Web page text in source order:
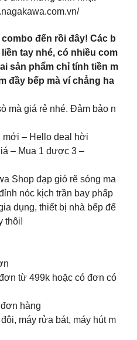
đến rồi đây! Các b
tay nhé, có nhiều com
sản phẩm chỉ tính tiền m
đầy bếp mà ví chẳng ha
mà giá rẻ nhé. Đảm bảo n
mới – Hello deal hời
– Mua 1 được 3 –
Shop đạp gió rẽ sóng ma
nóc kịch trần bay phấp
dụng, thiết bị nhà bếp đế
thôi!
từ 499k hoặc có đơn có
hàng
máy rửa bát, máy hút m